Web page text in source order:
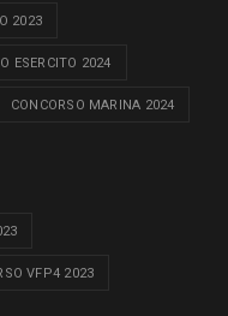
2023
ESERCITO 2024
CONCORSO MARINA 2024
VFP4 2023